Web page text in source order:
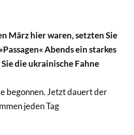
März hier waren, setzten Sie
Abends ein starkes
die ukrainische Fahne
begonnen. Jetzt dauert der
jeden Tag